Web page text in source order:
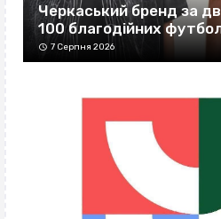
Черкаський бренд за
100 благодійних
7 Серпня 2026